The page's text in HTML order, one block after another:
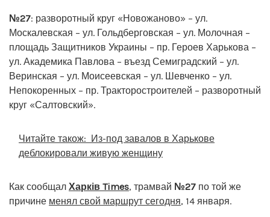
№27: разворотный круг «Новожаново» – ул.
Москалевская – ул. Гольдберговская – ул. Молочная –
площадь Защитников Украины – пр. Героев Харькова –
ул. Академика Павлова – въезд Семиградский – ул.
Веринская – ул. Моисеевская – ул. Шевченко – ул.
Непокоренных – пр. Тракторостроителей – разворотный
круг «Салтовский».
Читайте також: Из-под завалов в Харькове
деблокировали живую женщину
Как сообщал Харків Times, трамвай №27 по той же
причине менял свой маршрут сегодня, 14 января.